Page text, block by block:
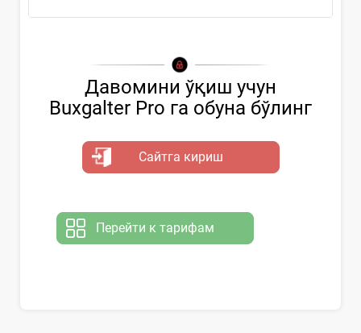
Давомини ўқиш учун
Buxgalter Pro га обуна бўлинг
Сайтга кириш
Перейти к тарифам